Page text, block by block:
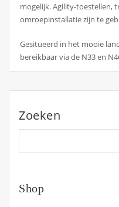
mogelijk. Agility-toestellen,
omroepinstallatie zijn te
Gesitueerd in het mooie
bereikbaar via de N33 en
Zoeken
Shop